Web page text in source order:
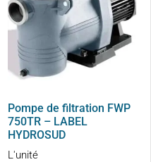
Pompe de filtration FWP
750TR – LABEL
HYDROSUD
L'unité